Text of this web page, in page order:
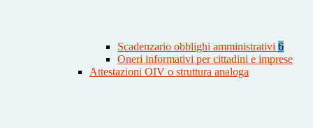
Scadenzario obblighi amministrativi 6
Oneri informativi per cittadini e imprese
Attestazioni OIV o struttura analoga